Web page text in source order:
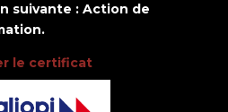
suivante : Action de
le certificat